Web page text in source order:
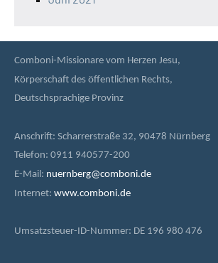
Comboni-Missionare vom Herzen Jesu,
Körperschaft des öffentlichen Rechts,
Deutschsprachige Provinz
Anschrift: Scharrerstraße 32, 90478 Nürnberg
Telefon: 0911 940577-200
E-Mail: nuernberg@comboni.de
Internet: www.comboni.de
Umsatzsteuer-ID-Nummer: DE 196 980 476